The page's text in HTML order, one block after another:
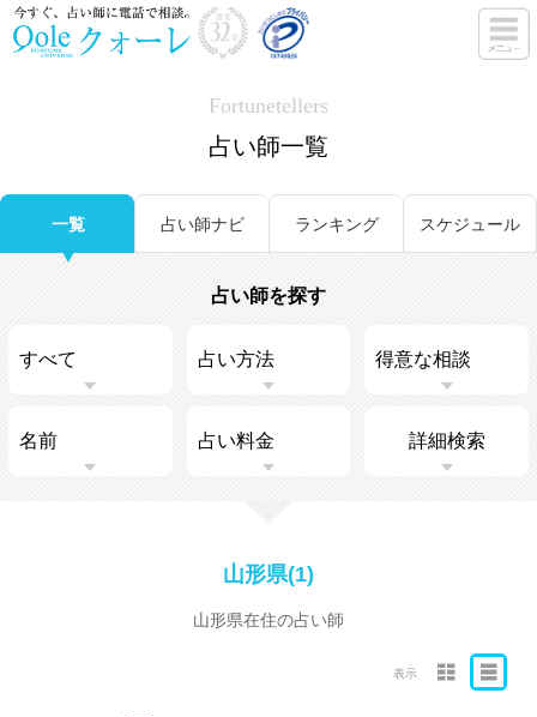
Fortunetellers
占い師一覧
一覧 占い師ナビ ランキング スケジュール
占い師を探す
詳細検索
山形県(1)
山形県在住の占い師
表示